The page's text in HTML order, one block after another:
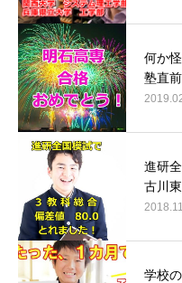
何か
塾直
進研
古川
学校